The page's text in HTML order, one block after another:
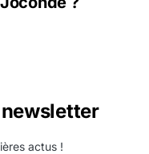
actus !